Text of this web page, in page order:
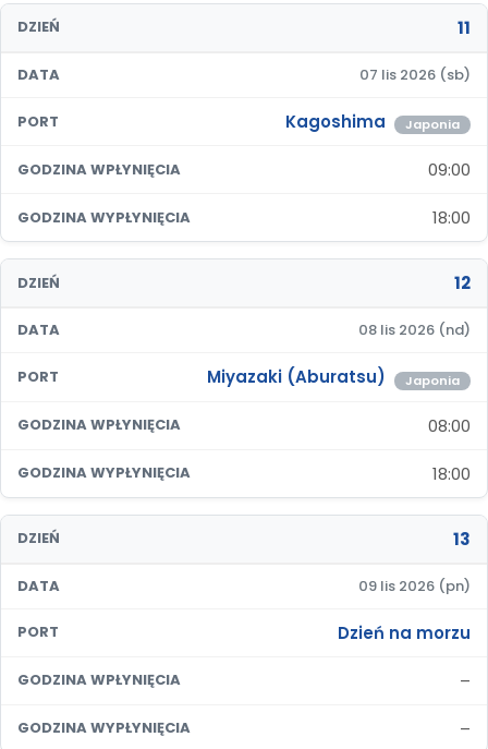
DZIEŃ 11
DATA 07 lis 2026 (sb)
PORT Kagoshima Japonia
GODZINA WPŁYNIĘCIA 09:00
GODZINA WYPŁYNIĘCIA 18:00
DZIEŃ 12
DATA 08 lis 2026 (nd)
PORT Miyazaki (Aburatsu) Japonia
GODZINA WPŁYNIĘCIA 08:00
GODZINA WYPŁYNIĘCIA 18:00
DZIEŃ 13
DATA 09 lis 2026 (pn)
PORT Dzień na morzu
GODZINA WPŁYNIĘCIA –
GODZINA WYPŁYNIĘCIA –